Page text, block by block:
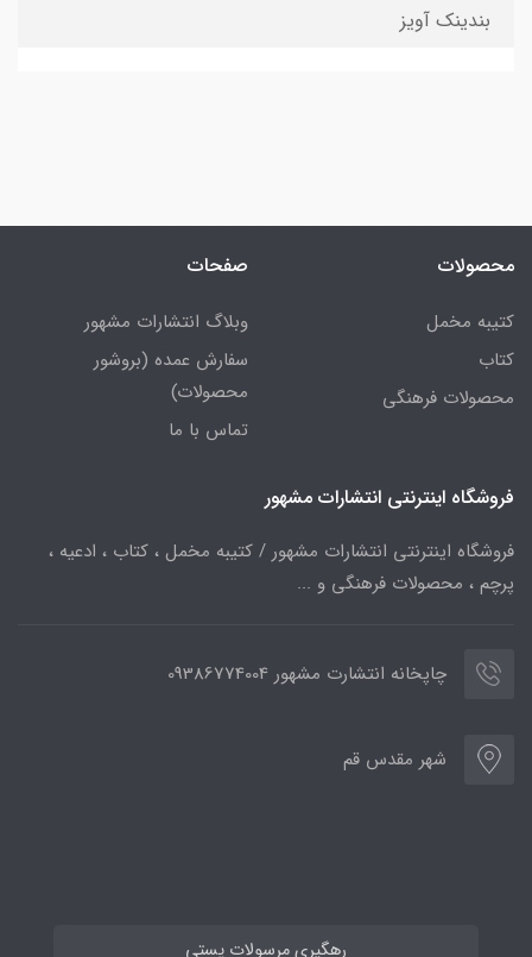
بندینک آویز
محصولات
کتیبه مخمل
کتاب
محصولات فرهنگی
صفحات
وبلاگ انتشارات مشهور
سفارش عمده (بروشور
محصولات)
تماس با ما
فروشگاه اینترنتی انتشارات مشهور
فروشگاه اینترنتی انتشارات مشهور / کتیبه مخمل ، کتاب ، ادعیه ،
پرچم ، محصولات فرهنگی و ...
چاپخانه انتشارت مشهور 09386774004
شهر مقدس قم
رهگیری مرسولات پستی